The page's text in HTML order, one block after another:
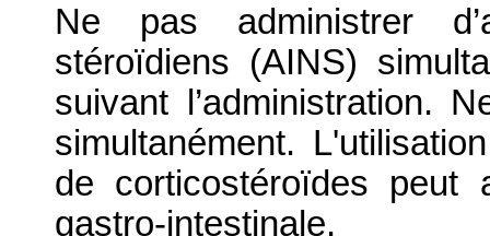
Ne pas administrer
stéroïdiens (AINS)
suivant l’administration.
simultanément.
de corticostéroïdes peut
gastro-intestinale.